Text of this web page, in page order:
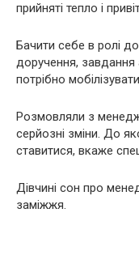
прийняті тепло і
Бачити себе в ролі
доручення,
потрібно
Розмовляли з
серйозні зміни. До
ставитися, вкаже
Дівчині сон про
заміжжя.